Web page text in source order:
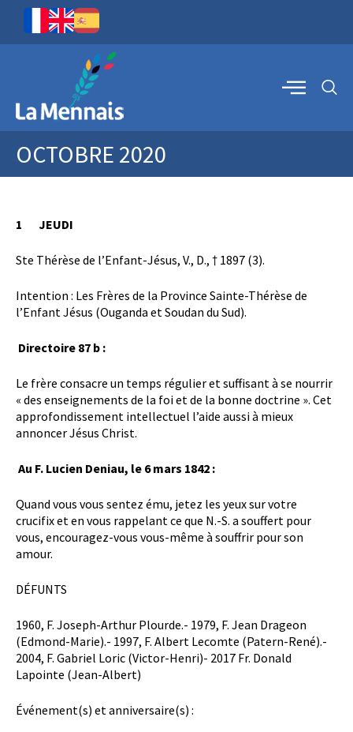
OCTOBRE 2020
1 JEUDI
Ste Thérèse de l’Enfant-Jésus, V., D., † 1897 (3).
Intention : Les Frères de la Province Sainte-Thérèse de
l’Enfant Jésus (Ouganda et Soudan du Sud).
Directoire 87 b :
Le frère consacre un temps régulier et suffisant à se nourrir
« des enseignements de la foi et de la bonne doctrine ». Cet
approfondissement intellectuel l’aide aussi à mieux
annoncer Jésus Christ.
Au F. Lucien Deniau, le 6 mars 1842 :
Quand vous vous sentez ému, jetez les yeux sur votre
crucifix et en vous rappelant ce que N.-S. a souffert pour
vous, encouragez-vous vous-même à souffrir pour son
amour.
DÉFUNTS
1960, F. Joseph-Arthur Plourde.- 1979, F. Jean Drageon
(Edmond-Marie).- 1997, F. Albert Lecomte (Patern-René).-
2004, F. Gabriel Loric (Victor-Henri)- 2017 Fr. Donald
Lapointe (Jean-Albert)
Événement(s) et anniversaire(s) :